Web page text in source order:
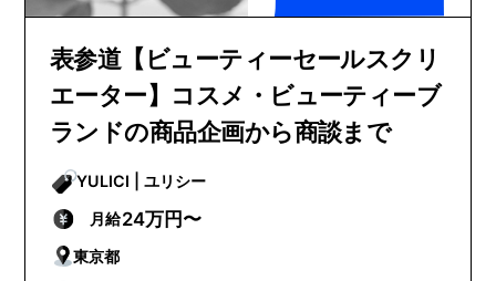
表参道【ビューティーセールスクリ
エーター】コスメ・ビューティーブ
ランドの商品企画から商談まで
YULICI | ユリシー
月給24万円〜
東京都